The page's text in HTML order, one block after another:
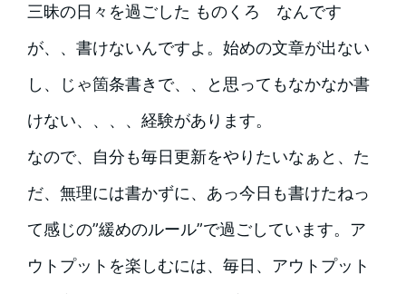
三昧の日々を過ごした ものくろ なんです
が、、書けないんですよ。始めの文章が出ない
し、じゃ箇条書きで、、と思ってもなかなか書
けない、、、、経験があります。
なので、自分も毎日更新をやりたいなぁと、た
だ、無理には書かずに、あっ今日も書けたねっ
て感じの”緩めのルール”で過ごしています。ア
ウトプットを楽しむには、毎日、アウトプット